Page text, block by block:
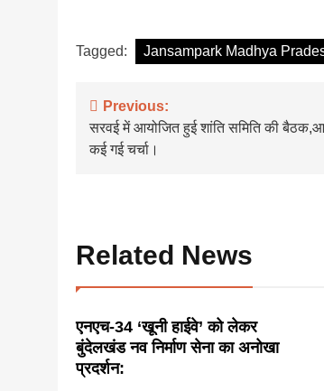
Tagged: Jansampark Madhya
Post
navigation
Previous:
सरवई में आयोजित हुई शांति समिति की
कई गई चर्चा।
Related News
एनएच-34 ‘खूनी हाईवे’ को लेकर
बुंदेलखंड नव निर्माण सेना का अनोखा
प्रदर्शन: